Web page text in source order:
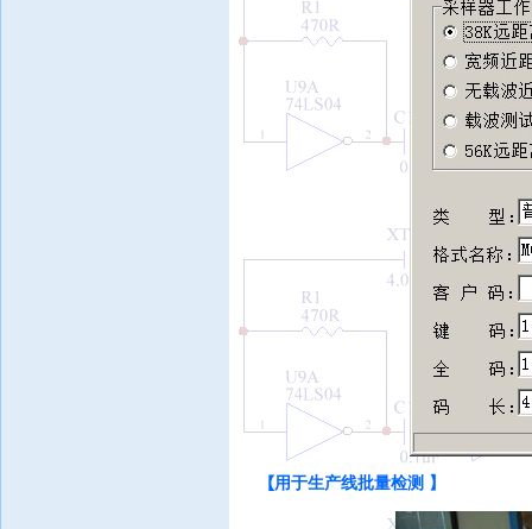
【用于生产线批量检测 】